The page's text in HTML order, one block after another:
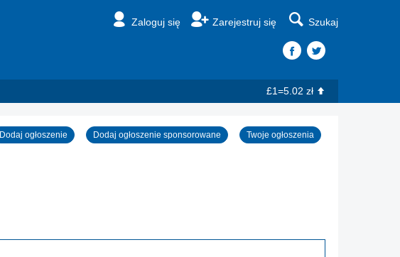
Zaloguj się Zarejestruj się Szukaj
£1=5.02 zł
Dodaj ogłoszenie Dodaj ogłoszenie sponsorowane Twoje ogłoszenia